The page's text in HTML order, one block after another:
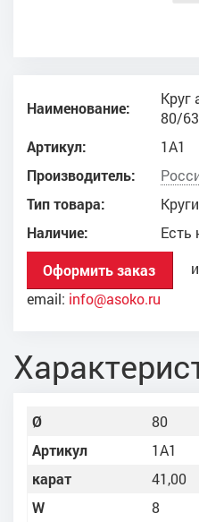
Наименование:
Круг
80/
Артикул:
1А1
Производитель:
Тип товара:
Круги
Наличие:
Есть
Оформить заказ
email: info@asoko.ru
Ø
80
Артикул
1А1
карат
41,00
W
8